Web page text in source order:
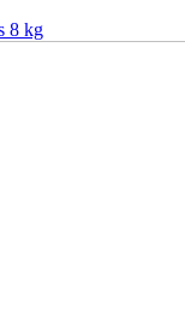
8 kg